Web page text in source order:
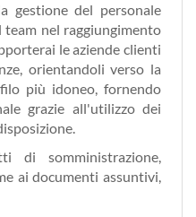
gestione del personale
nel raggiungimento
le aziende clienti
orientandoli verso la
più idoneo, fornendo
grazie all'utilizzo dei
di somministrazione,
ai documenti assuntivi,